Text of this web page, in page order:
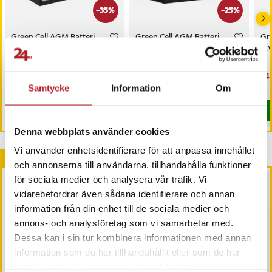
Samtycke Information Om
Denna webbplats använder cookies
Vi använder enhetsidentifierare för att anpassa innehållet
och annonserna till användarna, tillhandahålla funktioner
för sociala medier och analysera vår trafik. Vi
vidarebefordrar även sådana identifierare och annan
information från din enhet till de sociala medier och
annons- och analysföretag som vi samarbetar med.
Dessa kan i sin tur kombinera informationen med annan
information som du har tillhandahållit eller som de har
-35%
Green Cell AGM Batteri
12V 9Ah
299 krTidigare pris
Kommer i lager 2026-08-14
-25%
Green Cell AGM Batteri
299 krTidigare pris 399 kr
I lager, levereras inom 1-2 vardagar
Andra köpte också